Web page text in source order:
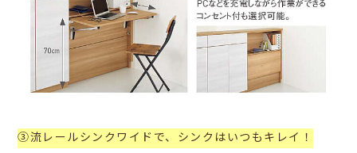
③流レールシンクワイドで、シンクはいつもキレイ！